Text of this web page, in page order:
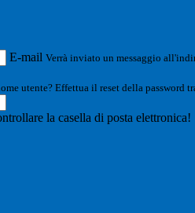
E-mail Verrà inviato un messaggio
utente? Effettua il reset della password
la casella di posta elettronica!